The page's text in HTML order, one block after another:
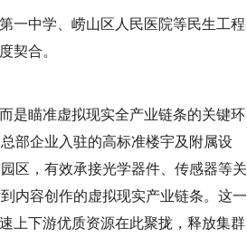
一中学、崂山区人民医院等民生工程
契合。
是瞄准虚拟现实全产业链条的关键环
部企业入驻的高标准楼宇及附属设
区，有效承接光学器件、传感器等关
内容创作的虚拟现实产业链条。这一
上下游优质资源在此聚拢，释放集群